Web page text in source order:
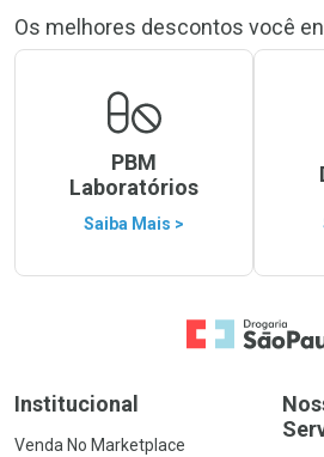
Os melhores descontos você
PBM
Laboratórios
Saiba Mais >
Ir para a Home
Institucional
Venda No Marketplace